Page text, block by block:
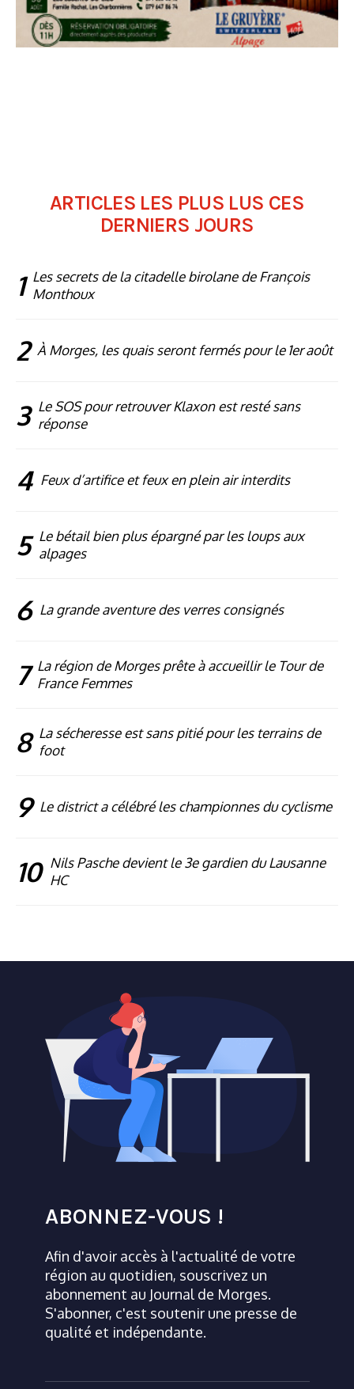
ARTICLES LES PLUS LUS CES
DERNIERS JOURS
1 Les secrets de la citadelle birolane de François
Monthoux
2 À Morges, les quais seront fermés pour le 1er août
3 Le SOS pour retrouver Klaxon est resté sans
réponse
4 Feux d’artifice et feux en plein air interdits
5 Le bétail bien plus épargné par les loups aux
alpages
6 La grande aventure des verres consignés
7 La région de Morges prête à accueillir le Tour de
France Femmes
8 La sécheresse est sans pitié pour les terrains de
foot
9 Le district a célébré les championnes du cyclisme
10 Nils Pasche devient le 3e gardien du Lausanne
HC
ABONNEZ-VOUS !
Afin d'avoir accès à l'actualité de votre
région au quotidien, souscrivez un
abonnement au Journal de Morges.
S'abonner, c'est soutenir une presse de
qualité et indépendante.